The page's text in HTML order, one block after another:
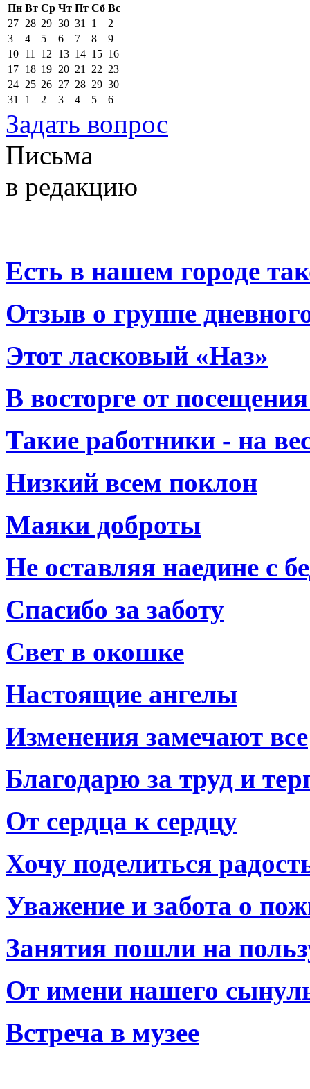
Пн Вт Ср Чт Пт Сб Вс
27 28 29 30 31 1
2
3
4 5 6 7 8
9
10 11 12 13 14 15 16
17 18 19 20 21 22 23
24 25 26 27 28 29 30
31
1 2 3 4 5 6
Задать вопрос
Письма
в редакцию
Есть в нашем городе
Отзыв о группе
Этот ласковый «Наз»
В восторге от
Такие работники - на
Низкий всем поклон
Маяки доброты
Не оставляя наедине с
Спасибо за заботу
Свет в окошке
Настоящие ангелы
Изменения замечают все
Благодарю за труд и
От сердца к сердцу
Хочу поделиться
Уважение и забота о
Занятия пошли на
От имени нашего
Встреча в музее